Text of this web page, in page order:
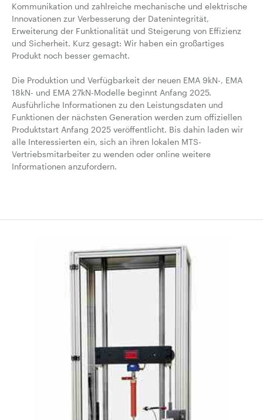
Kommunikation und zahlreiche mechanische und elektrische
Innovationen zur Verbesserung der Datenintegrität,
Erweiterung der Funktionalität und Steigerung von Effizienz
und Sicherheit. Kurz gesagt: Wir haben ein großartiges
Produkt noch besser gemacht.
Die Produktion und Verfügbarkeit der neuen EMA 9kN-, EMA
18kN- und EMA 27kN-Modelle beginnt Anfang 2025.
Ausführliche Informationen zu den Leistungsdaten und
Funktionen der nächsten Generation werden zum offiziellen
Produktstart Anfang 2025 veröffentlicht. Bis dahin laden wir
alle Interessierten ein, sich an ihren lokalen MTS-
Vertriebsmitarbeiter zu wenden oder online weitere
Informationen anzufordern.